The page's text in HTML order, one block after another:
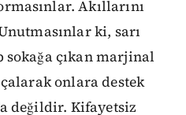
Akıllarını
ki, sarı
çıkan marjinal
onlara destek
değildir. Kifayetsiz